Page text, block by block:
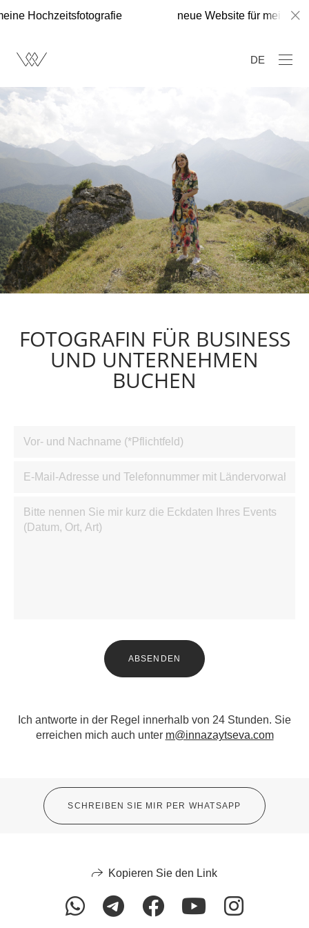
Hochzeitsfotografie neue Website für meine
DE
FOTOGRAFIN FÜR BUSINESS
UND UNTERNEHMEN
BUCHEN
ABSENDEN
Ich antworte in der Regel innerhalb von 24 Stunden. Sie
erreichen mich auch unter m@innazaytseva.com
SCHREIBEN SIE MIR PER WHATSAPP
Kopieren Sie den Link